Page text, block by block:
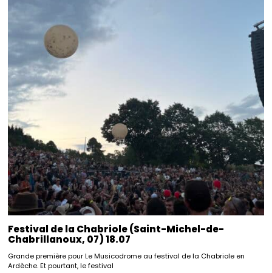
Festival de la Chabriole (Saint-Michel-de-
Chabrillanoux, 07) 18.07
Grande première pour Le Musicodrome au festival de la Chabriole en
Ardèche. Et pourtant, le festival